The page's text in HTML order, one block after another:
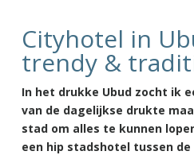
Cityhotel in
trendy &
In het drukke Ubud zocht ik
van de dagelijkse drukte
stad om alles te kunnen
een hip stadshotel tussen